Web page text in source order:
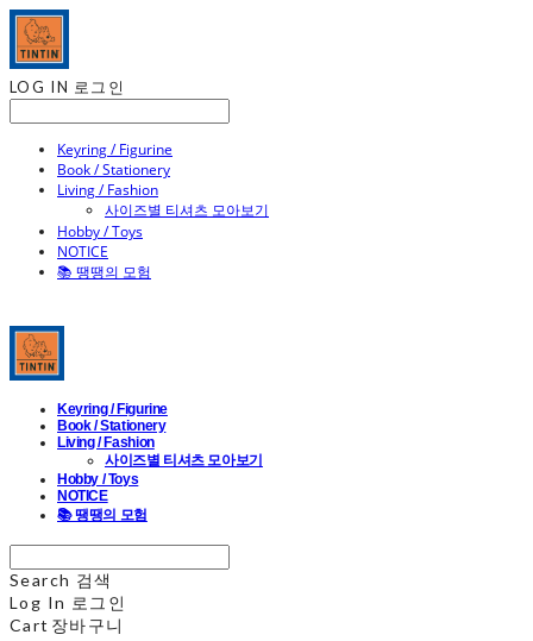
LOG IN 로그인
Keyring / Figurine
Book / Stationery
Living / Fashion
사이즈별 티셔츠 모아보기
Hobby / Toys
NOTICE
📚 땡땡의 모험
Keyring / Figurine
Book / Stationery
Living / Fashion
사이즈별 티셔츠 모아보기
Hobby / Toys
NOTICE
📚 땡땡의 모험
Search 검색
Log In 로그인
Cart 장바구니